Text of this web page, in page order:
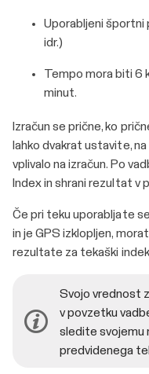
Uporabljeni
idr.)
Tempo mora biti 6
minut.
Izračun se prične, ko
lahko dvakrat ustavite,
vplivalo na izračun. Po
Index in shrani rezultat v
Če pri teku uporabljate
in je GPS izklopljen,
rezultate za tekaški
Svojo vrednost
v povzetku
sledite svojemu
predvidenega